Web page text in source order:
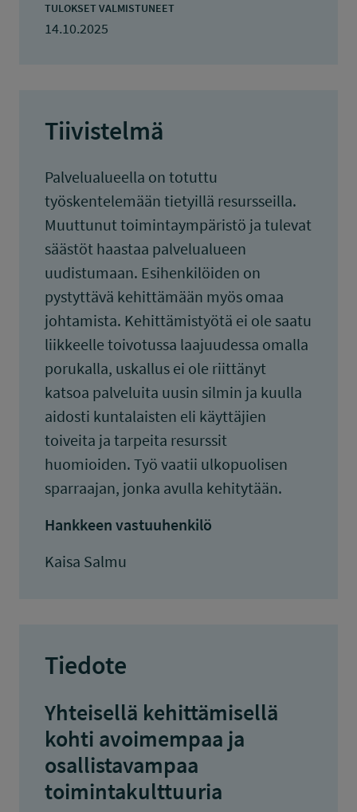
TULOKSET VALMISTUNEET
14.10.2025
Tiivistelmä
Palvelualueella on totuttu
työskentelemään tietyillä resursseilla.
Muuttunut toimintaympäristö ja tulevat
säästöt haastaa palvelualueen
uudistumaan. Esihenkilöiden on
pystyttävä kehittämään myös omaa
johtamista. Kehittämistyötä ei ole saatu
liikkeelle toivotussa laajuudessa omalla
porukalla, uskallus ei ole riittänyt
katsoa palveluita uusin silmin ja kuulla
aidosti kuntalaisten eli käyttäjien
toiveita ja tarpeita resurssit
huomioiden. Työ vaatii ulkopuolisen
sparraajan, jonka avulla kehitytään.
Hankkeen vastuuhenkilö
Kaisa Salmu
Tiedote
Yhteisellä kehittämisellä
kohti avoimempaa ja
osallistavampaa
toimintakulttuuria